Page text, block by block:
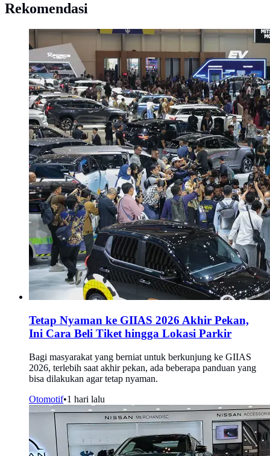
Rekomendasi
Tetap Nyaman ke GIIAS 2026 Akhir Pekan,
Ini Cara Beli Tiket hingga Lokasi Parkir
Bagi masyarakat yang berniat untuk berkunjung ke GIIAS
2026, terlebih saat akhir pekan, ada beberapa panduan yang
bisa dilakukan agar tetap nyaman.
Otomotif•1 hari lalu